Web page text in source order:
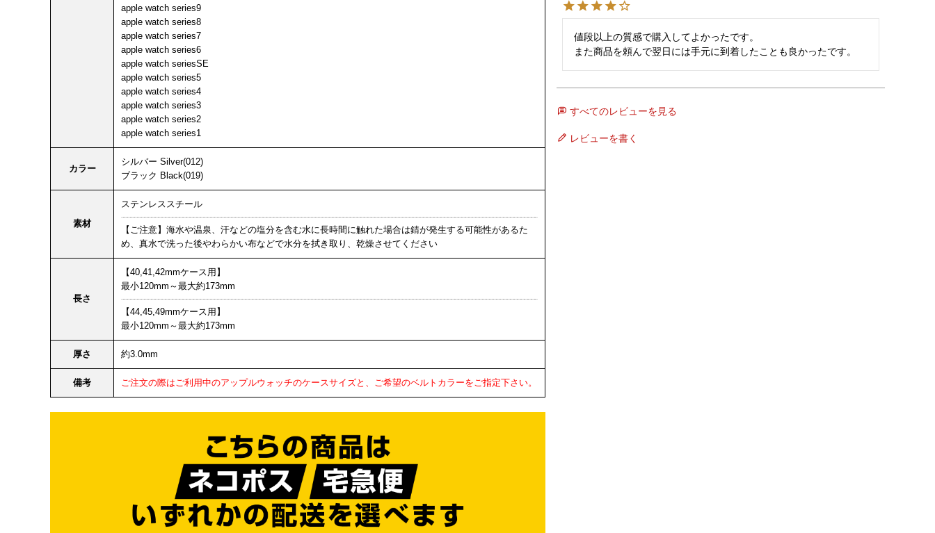
apple watch series9
apple watch series8
apple watch series7
apple watch series6
apple watch seriesSE
apple watch series5
apple watch series4
apple watch series3
apple watch series2
apple watch series1
カラー
シルバー Silver(012)
ブラック Black(019)
素材
ステンレススチール
【ご注意】海水や温泉、汗などの塩分を含む水に長時間に触れた場合は錆が発生する可能性があるた
め、真水で洗った後やわらかい布などで水分を拭き取り、乾燥させてください
長さ
【40,41,42mmケース用】
最小120mm～最大約173mm
【44,45,49mmケース用】
最小120mm～最大約173mm
厚さ 約3.0mm
備考 ご注文の際はご利用中のアップルウォッチのケースサイズと、ご希望のベルトカラーをご指定下さい。
値段以上の質感で購入してよかったです。
また商品を頼んで翌日には手元に到着したことも良かったです。
すべてのレビューを見る
レビューを書く